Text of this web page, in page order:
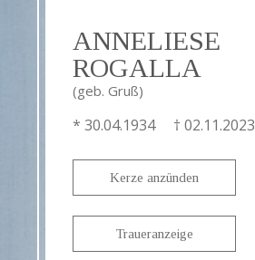
ANNELIESE
ROGALLA
(geb. Gruß)
* 30.04.1934 † 02.11.2023
Kerze anzünden
Traueranzeige